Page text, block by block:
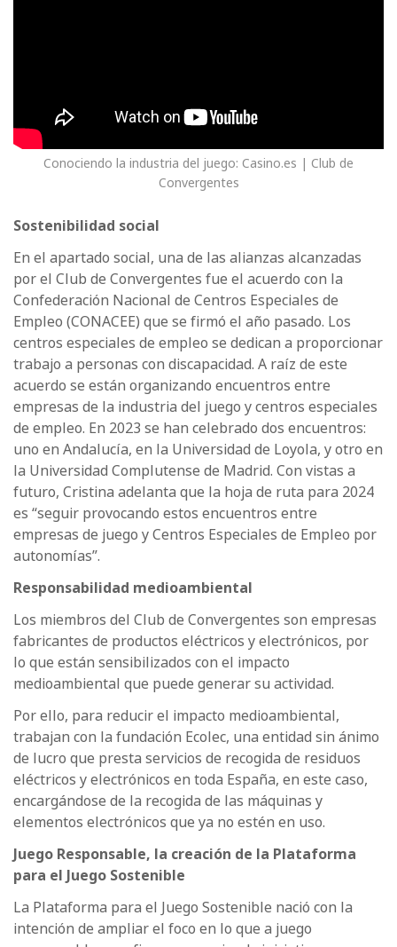
Conociendo la industria del juego: Casino.es | Club de
Convergentes
Sostenibilidad social
En el apartado social, una de las alianzas alcanzadas
por el Club de Convergentes fue el acuerdo con la
Confederación Nacional de Centros Especiales de
Empleo (CONACEE) que se firmó el año pasado. Los
centros especiales de empleo se dedican a proporcionar
trabajo a personas con discapacidad. A raíz de este
acuerdo se están organizando encuentros entre
empresas de la industria del juego y centros especiales
de empleo. En 2023 se han celebrado dos encuentros:
uno en Andalucía, en la Universidad de Loyola, y otro en
la Universidad Complutense de Madrid. Con vistas a
futuro, Cristina adelanta que la hoja de ruta para 2024
es “seguir provocando estos encuentros entre
empresas de juego y Centros Especiales de Empleo por
autonomías”.
Responsabilidad medioambiental
Los miembros del Club de Convergentes son empresas
fabricantes de productos eléctricos y electrónicos, por
lo que están sensibilizados con el impacto
medioambiental que puede generar su actividad.
Por ello, para reducir el impacto medioambiental,
trabajan con la fundación Ecolec, una entidad sin ánimo
de lucro que presta servicios de recogida de residuos
eléctricos y electrónicos en toda España, en este caso,
encargándose de la recogida de las máquinas y
elementos electrónicos que ya no estén en uso.
Juego Responsable, la creación de la Plataforma
para el Juego Sostenible
La Plataforma para el Juego Sostenible nació con la
intención de ampliar el foco en lo que a juego